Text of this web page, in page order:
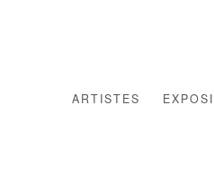
ARTISTES